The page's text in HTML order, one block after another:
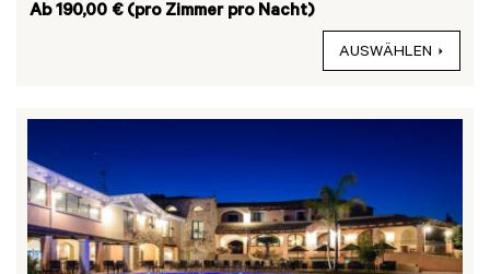
Ab 190,00 € (pro Zimmer pro Nacht)
AUSWÄHLEN